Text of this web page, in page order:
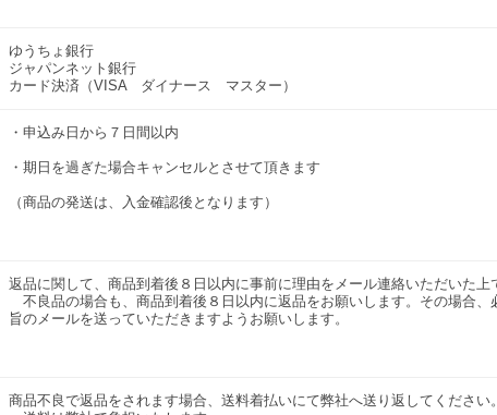
ゆうちょ銀行
ジャパンネット銀行
カード決済（VISA ダイナース マスター）
・申込み日から７日間以内
・期日を過ぎた場合キャンセルとさせて頂きます
（商品の発送は、入金確認後となります）
返品に関して、商品到着後８日以内に事前に理由をメール連絡いただいた上
不良品の場合も、商品到着後８日以内に返品をお願いします。その場合、
旨のメールを送っていただきますようお願いします。
商品不良で返品をされます場合、送料着払いにて弊社へ送り返してください。